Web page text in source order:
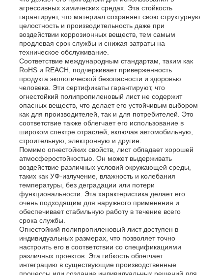
Отправить запрос
Доска PP пластиковая
Рекламный щит из полипропилена
Лист из пластика ПП
Совет по ППС
Огнеупорный полипропиленовый лист
PP выдалбливают доску конструкции
Стенные листы из ПП
лист полипропилена
агрессивных химических средах. Эта стойкость
гарантирует, что материал сохраняет свою структурную
целостность и производительность даже при
воздействии коррозионных веществ, тем самым
продлевая срок службы и снижая затраты на
техническое обслуживание.
Соответствие международным стандартам, таким как
RoHS и REACH, подчеркивает приверженность
продукта экологической безопасности и здоровью
человека. Эти сертификаты гарантируют, что
огнестойкий полипропиленовый лист не содержит
опасных веществ, что делает его устойчивым выбором
как для производителей, так и для потребителей. Это
соответствие также облегчает его использование в
широком спектре отраслей, включая автомобильную,
строительную, электронную и другие.
Помимо огнестойких свойств, лист обладает хорошей
атмосферостойкостью. Он может выдерживать
воздействие различных условий окружающей среды,
таких как УФ-излучение, влажность и колебания
температуры, без деградации или потери
функциональности. Эта характеристика делает его
очень подходящим для наружного применения и
обеспечивает стабильную работу в течение всего
срока службы.
Огнестойкий полипропиленовый лист доступен в
индивидуальных размерах, что позволяет точно
настроить его в соответствии со спецификациями
различных проектов. Эта гибкость облегчает
интеграцию в существующие производственные
процессы или создание индивидуальных решений для